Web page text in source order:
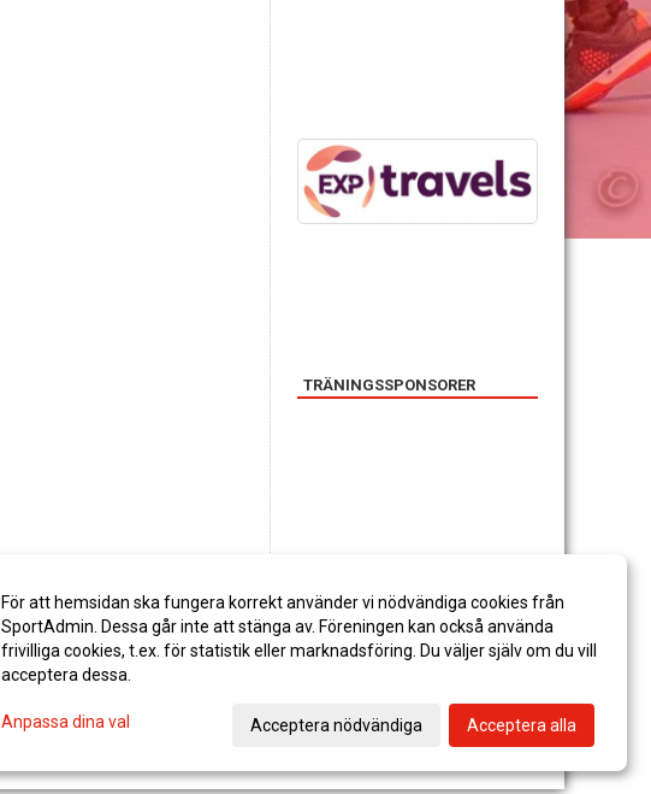
TRÄNINGSSPONSORER
För att hemsidan ska fungera korrekt använder vi nödvändiga cookies från
SportAdmin. Dessa går inte att stänga av. Föreningen kan också använda
frivilliga cookies, t.ex. för statistik eller marknadsföring. Du väljer själv om du vill
acceptera dessa.
Anpassa dina val Acceptera nödvändiga Acceptera alla